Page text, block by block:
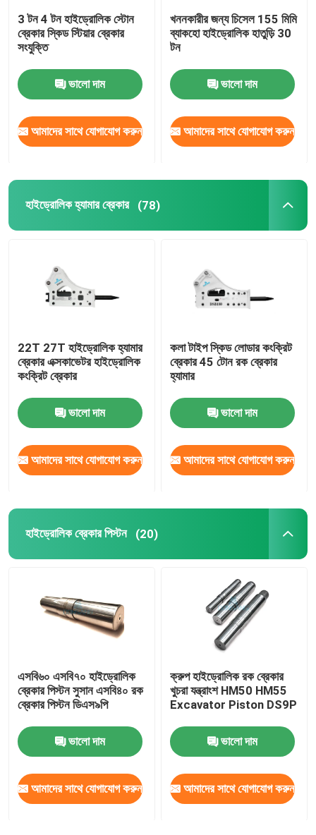
3 টন 4 টন হাইড্রোলিক স্টোন
ব্রেকার স্কিড স্টিয়ার ব্রেকার
সংযুক্তি
ভালো দাম
আমাদের সাথে যোগাযোগ করুন
খননকারীর জন্য চিসেল 155 মিমি
ব্যাকহো হাইড্রোলিক হাতুড়ি 30
টন
ভালো দাম
আমাদের সাথে যোগাযোগ করুন
হাইড্রোলিক হ্যামার ব্রেকার (78)
22T 27T হাইড্রোলিক হ্যামার
ব্রেকার এক্সকাভেটর হাইড্রোলিক
কংক্রিট ব্রেকার
ভালো দাম
আমাদের সাথে যোগাযোগ করুন
কলা টাইপ স্কিড লোডার কংক্রিট
ব্রেকার 45 টোন রক ব্রেকার
হ্যামার
ভালো দাম
আমাদের সাথে যোগাযোগ করুন
হাইড্রোলিক ব্রেকার পিস্টন (20)
এসবি৬০ এসবি৭০ হাইড্রোলিক
ব্রেকার পিস্টন সুসান এসবি৪০ রক
ব্রেকার পিস্টন ডিএস৯পি
ভালো দাম
আমাদের সাথে যোগাযোগ করুন
ক্রুপ হাইড্রোলিক রক ব্রেকার
খুচরা যন্ত্রাংশ HM50 HM55
Excavator Piston DS9P
ভালো দাম
আমাদের সাথে যোগাযোগ করুন